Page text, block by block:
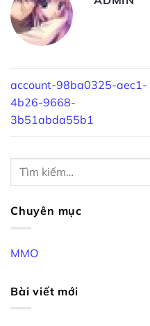
account-98ba0325-aec1-
4b26-9668-
3b51abda55b1
Chuyên mục
MMO
Bài viết mới